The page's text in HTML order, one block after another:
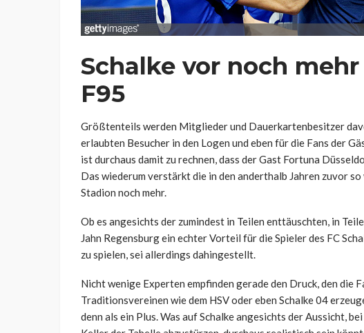
Schalke vor noch
F95
Größtenteils werden Mitglieder und Dauerkartenbesitzer
erlaubten Besucher in den Logen und eben für die Fans der
ist durchaus damit zu rechnen, dass der Gast Fortuna
Das wiederum verstärkt die in den anderthalb Jahren zuvor
Stadion noch mehr.
Ob es angesichts der zumindest in Teilen enttäuschten, in
Jahn Regensburg ein echter Vorteil für die Spieler des FC
zu spielen, sei allerdings dahingestellt.
Nicht wenige Experten empfinden gerade den Druck, den die
Traditionsvereinen wie dem HSV oder eben Schalke 04
denn als ein Plus. Was auf Schalke angesichts der Aussicht,